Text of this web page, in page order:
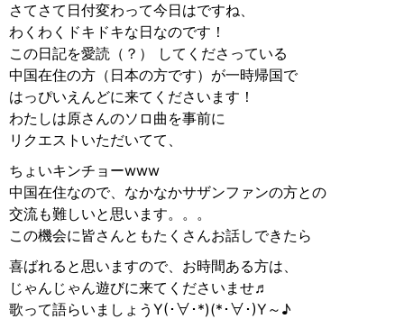
さてさて日付変わって今日はですね、
わくわくドキドキな日なのです！
この日記を愛読（？） してくださっている
中国在住の方（日本の方です）が一時帰国で
はっぴいえんどに来てくださいます！
わたしは原さんのソロ曲を事前に
リクエストいただいてて、
ちょいキンチョーwww
中国在住なので、なかなかサザンファンの方との
交流も難しいと思います。。。
この機会に皆さんともたくさんお話しできたら
喜ばれると思いますので、お時間ある方は、
じゃんじゃん遊びに来てくださいませ♬
歌って語らいましょうY(･∀︎･*)(*･∀︎･)Y～♪︎